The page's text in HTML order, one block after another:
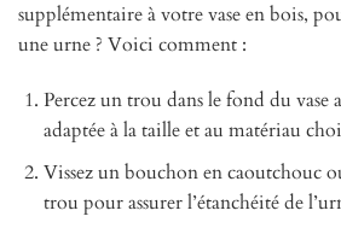
supplémentaire à votre vase en bois,
une urne ? Voici comment :
Percez un trou dans le fond du vase
adaptée à la taille et au matériau
Vissez un bouchon en caoutchouc
trou pour assurer l’étanchéité de